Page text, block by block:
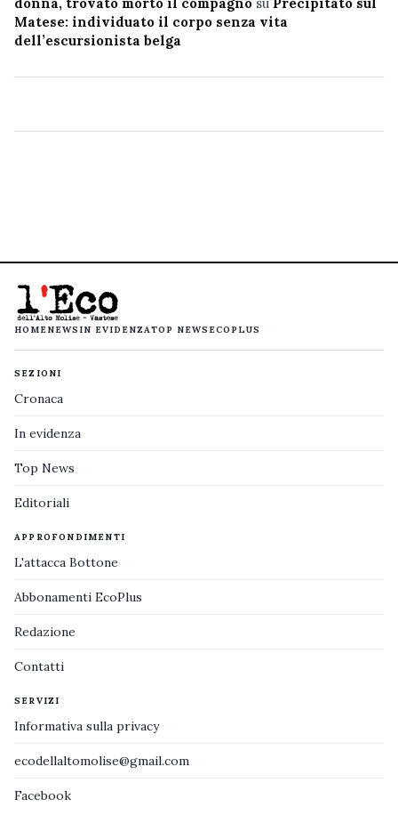
Matese: individuato il corpo senza vita
dell’escursionista belga
HOMENEWS IN EVIDENZATOP NEWS ECOPLUS
SEZIONI
Cronaca
In evidenza
Top News
Editoriali
APPROFONDIMENTI
L'attacca Bottone
Abbonamenti EcoPlus
Redazione
Contatti
SERVIZI
Informativa sulla privacy
ecodellaltomolise@gmail.com
Facebook